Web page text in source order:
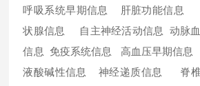
呼吸系统早期信息 肝脏功能信息
状腺信息 自主神经活动信息 动脉
信息 免疫系统信息 高血压早期信
液酸碱性信息 神经递质信息 脊